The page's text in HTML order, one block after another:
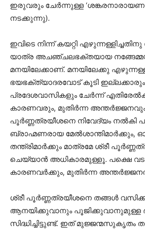
ഇരുവരും ചേർന്നുള്ള ‘ശങ്കരനാരായണ
നടക്കുന്നു).
ഇവിടെ നിന്ന് കയറ്റി
യാത്ര അചഞ്ചലഭക്തയായ
മനയിലേക്കാണ്. മനയിലേക്കു
ഭയഭക്ത്യാദരവോട് കൂടി ഇല്ലക്കാരും
പ്രദേശവാസികളും ചേർന്ന്
കാരണവരും, മുതിർന്ന
പൂർണ്ണത്രയീശനെ നിവേദ്യം നൽകി
ബ്രാഹ്മണരായ മേൽശാന്തിമാർക്കും,
തന്ത്രിമാർക്കും മാത്രമേ ശ്രീ
ചെയ്യാൻ അധികാരമുള്ളൂ. പക്ഷെ
കാരണവർക്കും, മുതിർന്ന
ശ്രീ പൂർണ്ണത്രയീശനെ തങ്ങൾ
ആനയിക്കുവാനും പൂജിക്കുവാനുമുള്ള
സിദ്ധിച്ചിട്ടുണ്ട്. ഇത് മുജ്ജന്മസുകൃതം